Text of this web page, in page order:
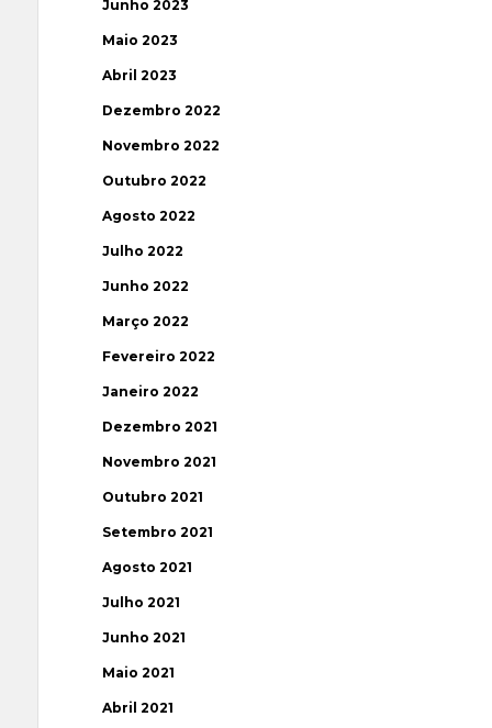
Junho 2023
Maio 2023
Abril 2023
Dezembro 2022
Novembro 2022
Outubro 2022
Agosto 2022
Julho 2022
Junho 2022
Março 2022
Fevereiro 2022
Janeiro 2022
Dezembro 2021
Novembro 2021
Outubro 2021
Setembro 2021
Agosto 2021
Julho 2021
Junho 2021
Maio 2021
Abril 2021